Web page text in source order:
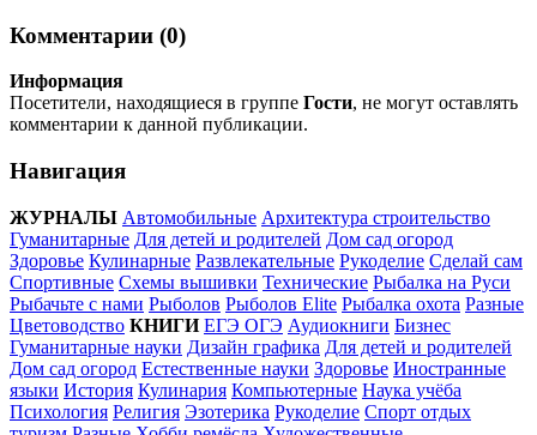
Комментарии (0)
Информация
Посетители, находящиеся в группе Гости, не могут оставлять
комментарии к данной публикации.
Навигация
ЖУРНАЛЫ Автомобильные Архитектура строительство
Гуманитарные Для детей и родителей Дом сад огород
Здоровье Кулинарные Развлекательные Рукоделие Сделай сам
Спортивные Схемы вышивки Технические Рыбалка на Руси
Рыбачьте с нами Рыболов Рыболов Elite Рыбалка охота Разные
Цветоводство КНИГИ ЕГЭ ОГЭ Аудиокниги Бизнес
Гуманитарные науки Дизайн графика Для детей и родителей
Дом сад огород Естественные науки Здоровье Иностранные
языки История Кулинария Компьютерные Наука учёба
Психология Религия Эзотерика Рукоделие Спорт отдых